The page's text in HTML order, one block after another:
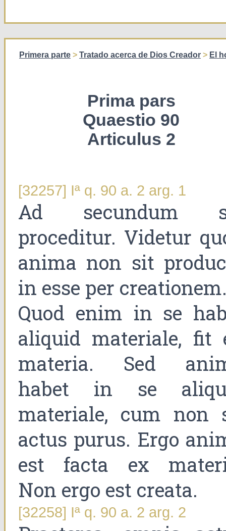
Primera parte > Tratado acerca de Dios Creador > El
Prima pars
Quaestio 90
Articulus 2
[32257] Iª q. 90 a. 2 arg. 1
Ad secundum
proceditur. Videtur
anima non sit
in esse per
Quod enim in se
aliquid materiale, fit
materia. Sed
habet in se
materiale, cum non
actus purus. Ergo
est facta ex
Non ergo est creata.
[32258] Iª q. 90 a. 2 arg. 2